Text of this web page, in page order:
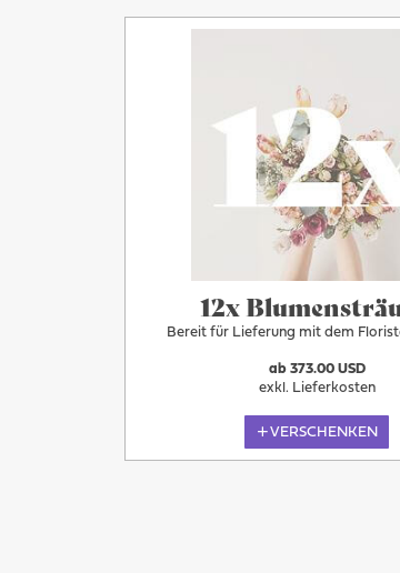
12x
Bereit für Lieferung mit dem
ab 373.00 USD
exkl. Lieferkosten
VERSCHENKEN